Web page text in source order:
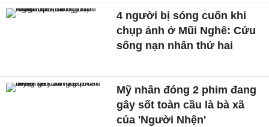
4 người bị sóng cuốn khi
chụp ảnh ở Mũi Nghê: Cứu
sống nạn nhân thứ hai
Mỹ nhân đóng 2 phim đang
gây sốt toàn cầu là bà xã
của 'Người Nhện'